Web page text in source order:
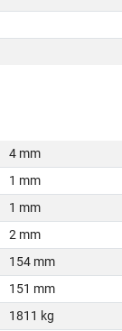
4 mm
1 mm
1 mm
2 mm
154 mm
151 mm
1811 kg